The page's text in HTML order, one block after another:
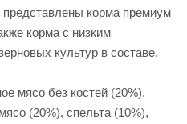
корма премиум
корма с низким
культур в составе.
мясо без костей (20%),
(20%), спельта (10%),